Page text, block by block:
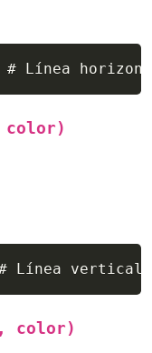
Línea
vertical
color)